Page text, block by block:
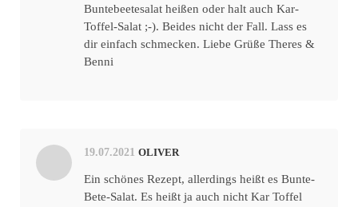
Buntebeetesalat heißen oder halt auch Kar-
Toffel-Salat ;-). Beides nicht der Fall. Lass es
dir einfach schmecken. Liebe Grüße Theres &
Benni
19.07.2021 OLIVER
Ein schönes Rezept, allerdings heißt es Bunte-
Bete-Salat. Es heißt ja auch nicht Kar Toffel